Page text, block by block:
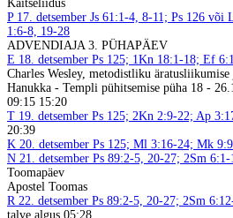
Kaitseliidus
P17. detsember Js 61:1-4, 8-11; Ps 126 või
1:6-8, 19-28
ADVENDIAJA 3. PÜHAPÄEV
E 18. detsember Ps 125; 1Kn 18:1-18; Ef
Charles Wesley, metodistliku
Hanukka - Templi pühitsemise püha 18 -
09:15 15:20
T 19. detsember Ps 125; 2Kn 2:9-22; Ap
20:39
K 20. detsember Ps 125; Ml 3:16-24; Mk
N 21. detsember Ps 89:2-5, 20-27; 2Sm
Toomapäev
Apostel Toomas
R22. detsember Ps 89:2-5, 20-27; 2Sm
talve algus 05:28